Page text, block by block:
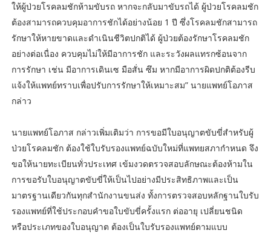
ให้ผู้ป่วยโรคลมชักห้ามขับรถ หากจะกลับมาขับรถได้ ผู้ป่วยโรคลมชัก
ต้องสามารถควบคุมอาการชักได้อย่างน้อย 1 ปี ซึ่งโรคลมชักสามารถ
รักษาให้หายขาดและดำเนินชีวิตปกติได้ ผู้ป่วยต้องรักษาโรคลมชัก
อย่างต่อเนื่อง ควบคุมไม่ให้มีอาการชัก และระวังผลแทรกซ้อนจาก
การรักษา เช่น มีอาการเดินเซ มือสั่น ซึม หากมีอาการผิดปกติต้องรีบ
แจ้งให้แพทย์ทราบเพื่อปรับการรักษาให้เหมาะสม” นายแพทย์โอภาส
กล่าว
นายแพทย์โอภาส กล่าวเพิ่มเติมว่า การขอมีใบอนุญาตขับขี่สำหรับผู้
ป่วยโรคลมชัก ต้องใช้ใบรับรองแพทย์ฉบับใหม่ที่แพทยสภากำหนด จึง
ขอให้นายทะเบียนทั่วประเทศ เข้มงวดตรวจสอบลักษณะต้องห้ามใน
การขอรับใบอนุญาตขับขี่ให้เป็นไปอย่างมีประสิทธิภาพและเป็น
มาตรฐานเดียวกันทุกสำนักงานขนส่ง ทั้งการตรวจสอบหลักฐานใบรับ
รองแพทย์ที่ใช้ประกอบคำขอใบขับขี่ครั้งแรก ต่ออายุ เปลี่ยนชนิด
หรือประเภทของใบอนุญาต ต้องเป็นใบรับรองแพทย์ตามแบบ